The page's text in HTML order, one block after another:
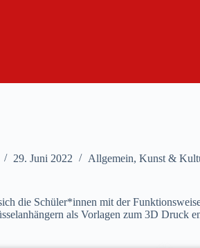
29. Juni 2022 Allgemein, Kunst &
die Schüler*innen mit der
als Vorlagen zum 3D Druck